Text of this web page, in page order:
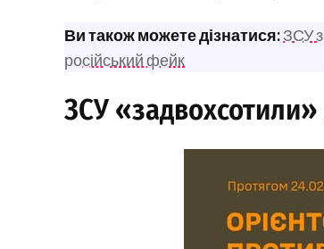
Ви також можете дізнатися:ЗСУ
російський фейк
ЗСУ «задвохсотили»